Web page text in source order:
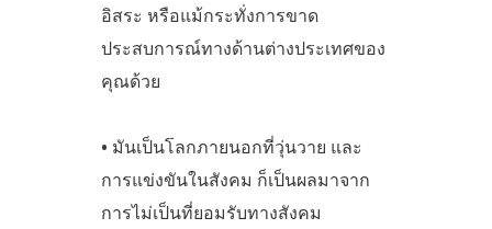
อิสระ หรือแม้กระทั่งการขาด
ประสบการณ์ทางด้านต่างประเทศของ
คุณด้วย
• มันเป็นโลกภายนอกที่วุ่นวาย และ
การแข่งขันในสังคม ก็เป็นผลมาจาก
การไม่เป็นที่ยอมรับทางสังคม